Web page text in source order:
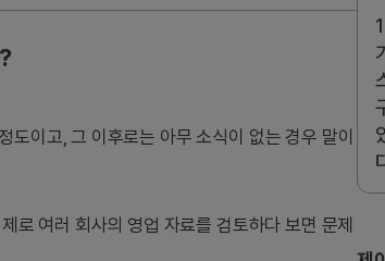
이고, 그 이후로는 아무 소식이 없는 경우 말이
로 여러 회사의 영업 자료를 검토하다 보면 문제